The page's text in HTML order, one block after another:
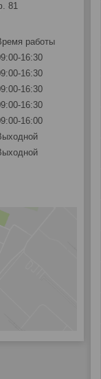
81
работы
16:30
16:30
16:30
16:30
16:00